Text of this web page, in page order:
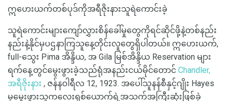
ဣဟေးယက်တစ်ပုဒ်ကိုအရီဇိုးနားသူရဲကောင်းခဲ့
သူရဲကောင်းများကျော်လွှားစိန်ခေါ်မှုတွေကိုရင်ဆိုင်ဖို့နဲ့တစ်နည်း
နည်းနဲ့နိုင်မှပဌနာကြသူနေ့တိုင်းလူတွေရှိပါတယ်။ ဣဟေးယက်,
full-သွေး Pima အိန္ဒိယ, အ Gila မြစ်အိန္ဒိယ Reservation များ
ရက်နေ့တွင်မွေးဖွားခဲ့သည်ရုံအနည်းငယ်မိုင်တောင် Chandler,
အရီဇိုးနား , ဇန်နဝါရီလ 12, 1923. အပေါ်သူနန်စီနှင့်ဂျိုး Hayes
မှမွေးဖွားသူကလေးရှစ်ယောက်ရဲ့အသက်အကြီးဆုံးဖြစ်ခဲ့